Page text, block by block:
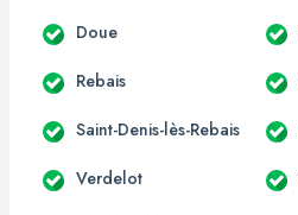
Doue
Rebais
Saint-Denis-lès-Rebais
Verdelot